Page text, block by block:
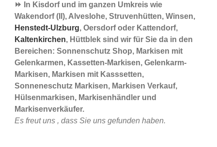
⏩ In Kisdorf und im ganzen Umkreis wie
Wakendorf (II), Alveslohe, Struvenhütten, Winsen,
Henstedt-Ulzburg, Oersdorf oder Kattendorf,
Kaltenkirchen, Hüttblek sind wir für Sie da in den
Bereichen: Sonnenschutz Shop, Markisen mit
Gelenkarmen, Kassetten-Markisen, Gelenkarm-
Markisen, Markisen mit Kasssetten,
Sonneneschutz Markisen, Markisen Verkauf,
Hülsenmarkisen, Markisenhändler und
Markisenverkäufer.
Es freut uns , dass Sie uns gefunden haben.